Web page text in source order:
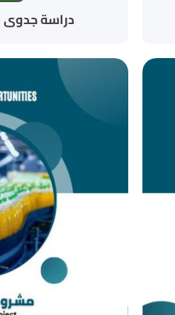
دراسة